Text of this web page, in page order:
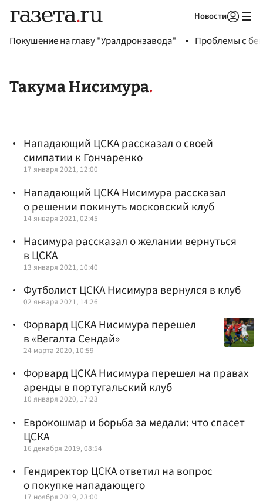
Новости
Покушение на главу "Уралдронзавода" Проблемы с
Такума Нисимура
Нападающий ЦСКА рассказал о своей
симпатии к Гончаренко
17 января 2021, 12:00
Нападающий ЦСКА Нисимура рассказал
о решении покинуть московский клуб
14 января 2021, 02:45
Насимура рассказал о желании вернуться
в ЦСКА
13 января 2021, 10:40
Футболист ЦСКА Нисимура вернулся в клуб
02 января 2021, 14:26
Форвард ЦСКА Нисимура перешел
в «Вегалта Сендай»
24 марта 2020, 10:59
Форвард ЦСКА Нисимура перешел на правах
аренды в португальский клуб
10 января 2020, 17:23
Еврокошмар и борьба за медали: что спасет
ЦСКА
16 декабря 2019, 08:54
Гендиректор ЦСКА ответил на вопрос
о покупке нападающего
17 ноября 2019, 23:00